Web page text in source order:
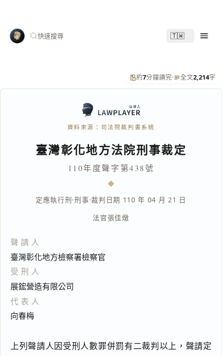
快速搜尋 🇹🇼
約7分鐘讀完· 全文2,214字
資料來源：司法院裁判書系統
臺灣彰化地方法院刑事裁定
110年度聲字第438號
定應執行刑·刑事·裁判日期 110 年 04 月 21 日
法官張佳燉
聲請人
臺灣彰化地方檢察署檢察官
受刑人
展鋐營造有限公司
代表人
向春梅
上列聲請人因受刑人數罪併罰有二裁判以上，聲請定